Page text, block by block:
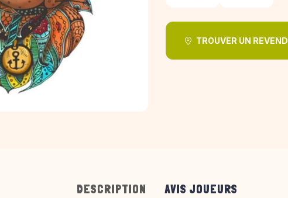
TROUVER UN
DESCRIPTION AVIS JOUEURS